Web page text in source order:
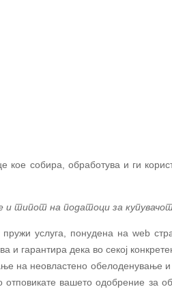
кое собира, обработува и ги
типот на податоци за
услуга, понудена наweb
и гарантира дека во секој
на неовластено обелоденување
вашето одобрение за